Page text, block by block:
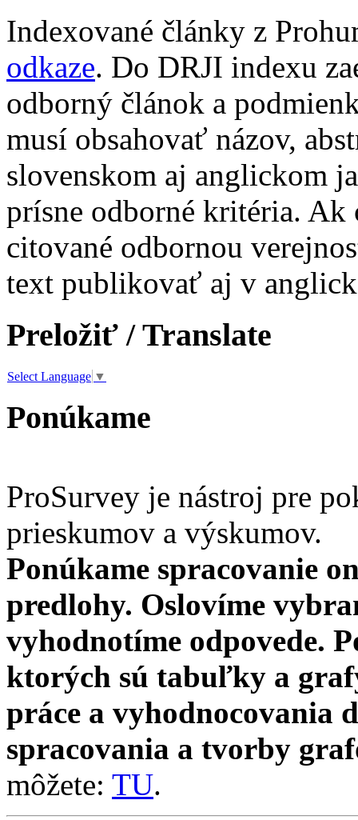
Indexované články z
odkaze. Do DRJI indexu
odborný článok a
musí obsahovať názov,
slovenskom aj anglickom
prísne odborné kritéria. Ak
citované odbornou
text publikovať aj v
Preložiť / Translate
Select Language ▼
Ponúkame
ProSurvey je nástroj pre
prieskumov a výskumov.
Ponúkame spracovanie
predlohy. Oslovíme
vyhodnotíme odpovede.
ktorých sú tabuľky a
práce a vyhodnocovania
spracovania a tvorby
môžete: TU.